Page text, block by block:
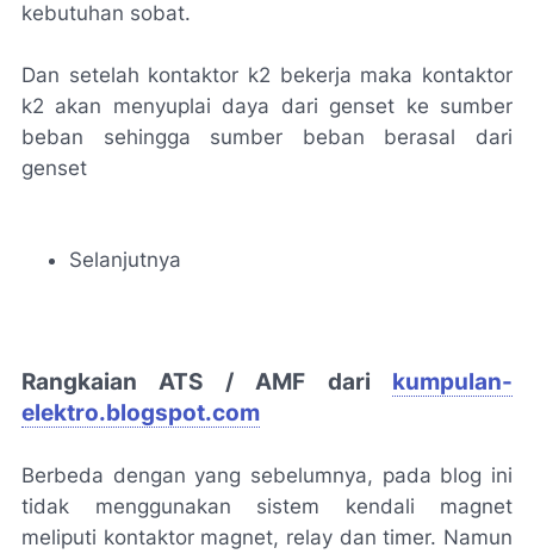
kebutuhan sobat.
Dan setelah kontaktor k2 bekerja maka kontaktor
k2 akan menyuplai daya dari genset ke sumber
beban sehingga sumber beban berasal dari
genset
Selanjutnya
Rangkaian ATS / AMF dari kumpulan-
elektro.blogspot.com
Berbeda dengan yang sebelumnya, pada blog ini
tidak menggunakan sistem kendali magnet
meliputi kontaktor magnet, relay dan timer. Namun